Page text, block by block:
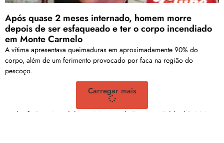
Após quase 2 meses internado, homem morre
depois de ser esfaqueado e ter o corpo incendiado
em Monte Carmelo
A vítima apresentava queimaduras em aproximadamente 90% do
corpo, além de um ferimento provocado por faca na região do
pescoço.
Carregar mais
<a href="arquivo.clubenoticia.com.br" target="_blank">Veja